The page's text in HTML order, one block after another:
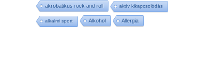
akrobatikus rock and roll aktív kikapcsolódás
alkalmi sport Alkohol Allergia